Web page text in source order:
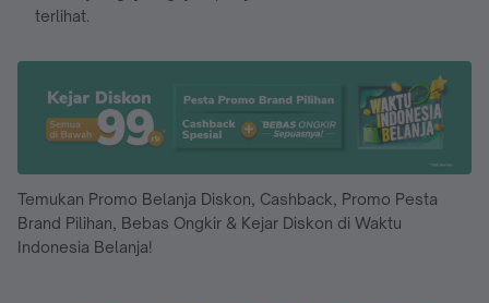
terlihat.
Temukan Promo Belanja Diskon, Cashback, Promo Pesta
Brand Pilihan, Bebas Ongkir & Kejar Diskon di Waktu
Indonesia Belanja!